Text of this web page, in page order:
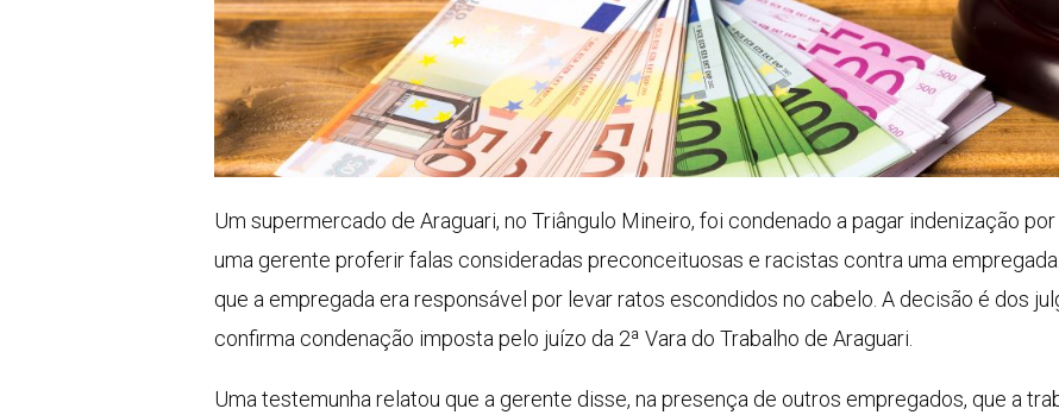
Um supermercado de Araguari, no Triângulo Mineiro, foi condenado a pagar indenização
uma gerente proferir falas consideradas preconceituosas e racistas contra uma
que a empregada era responsável por levar ratos escondidos no cabelo. A decisão é dos
confirma condenação imposta pelo juízo da 2ª Vara do Trabalho de Araguari.
Uma testemunha relatou que a gerente disse, na presença de outros empregados, que a